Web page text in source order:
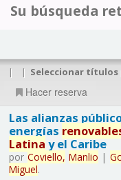
Su búsqueda
| | Seleccionar títulos
Hacer reserva
Las alianzas
energías
Latina y el Caribe
por Coviello, Manlio |
Miguel.